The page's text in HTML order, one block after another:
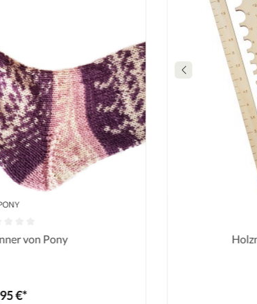
von Pony
€*